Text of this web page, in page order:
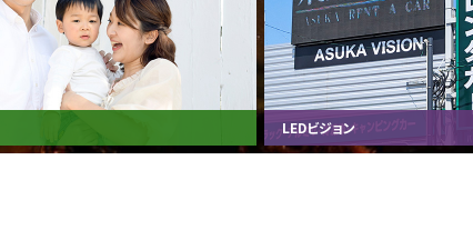
LEDビジョン